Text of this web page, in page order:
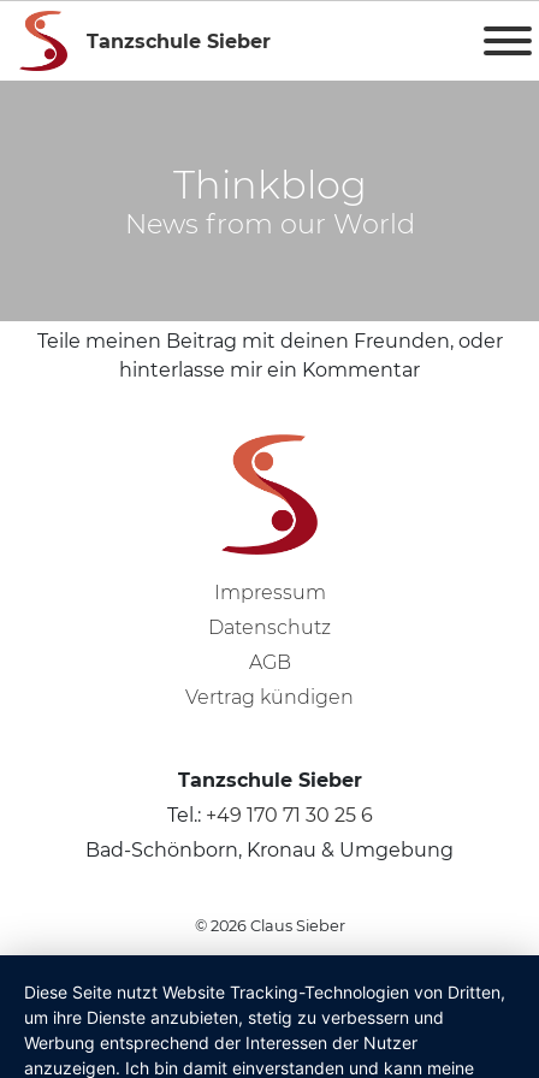
Tanzschule Sieber
Thinkblog
News from our World
Teile meinen Beitrag mit deinen Freunden, oder
hinterlasse mir ein Kommentar
Impressum
Datenschutz
AGB
Vertrag kündigen
Tanzschule Sieber
Tel.: +49 170 71 30 25 6
Bad-Schönborn, Kronau & Umgebung
© 2026 Claus Sieber
Diese Seite nutzt Website Tracking-Technologien von Dritten,
um ihre Dienste anzubieten, stetig zu verbessern und
Werbung entsprechend der Interessen der Nutzer
anzuzeigen. Ich bin damit einverstanden und kann meine